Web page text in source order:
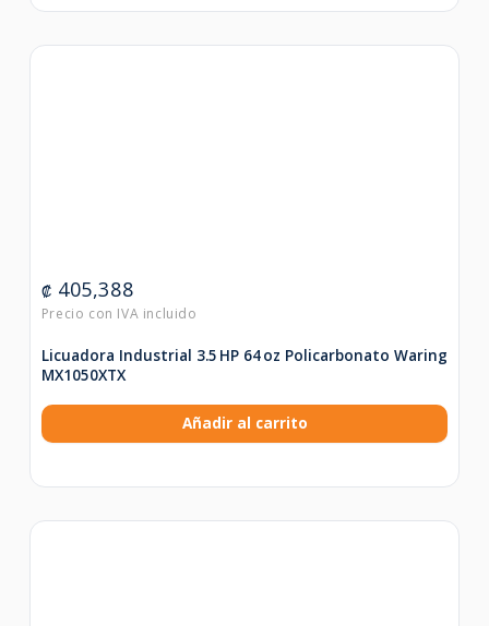
₡ 405,388
Licuadora Industrial 3.5 HP 64 oz Policarbonato Waring
MX1050XTX
Añadir al carrito